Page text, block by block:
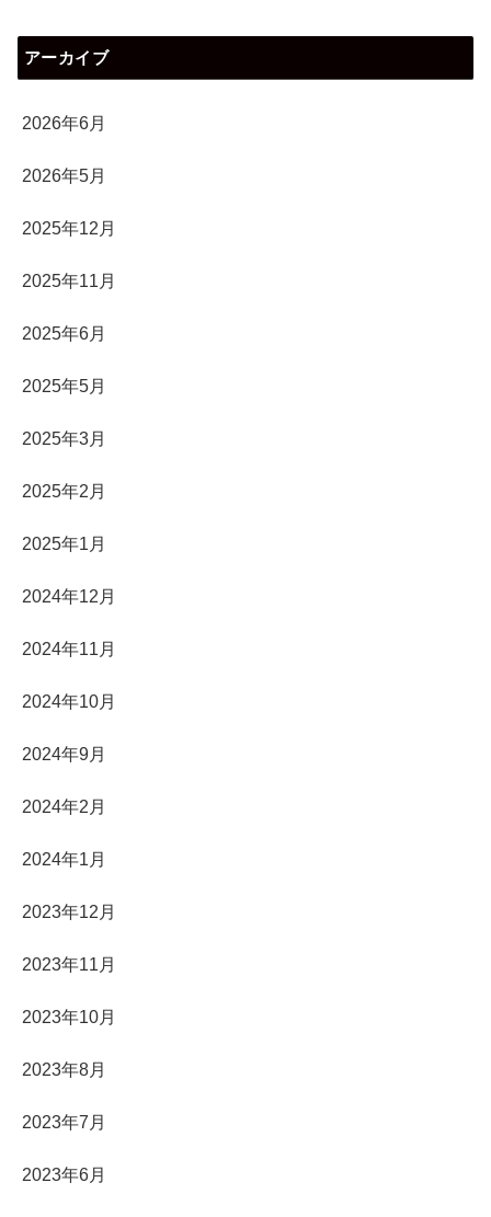
アーカイブ
2026年6月
2026年5月
2025年12月
2025年11月
2025年6月
2025年5月
2025年3月
2025年2月
2025年1月
2024年12月
2024年11月
2024年10月
2024年9月
2024年2月
2024年1月
2023年12月
2023年11月
2023年10月
2023年8月
2023年7月
2023年6月